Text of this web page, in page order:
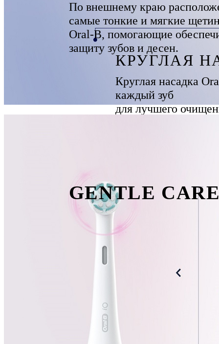
По внешнему краю
самые тонкие и мягкие
Oral-B, помогающие
защиту зубов и десен.
КРУГЛАЯ
Круглая насадка
каждый зуб
для лучшего
GENTLE